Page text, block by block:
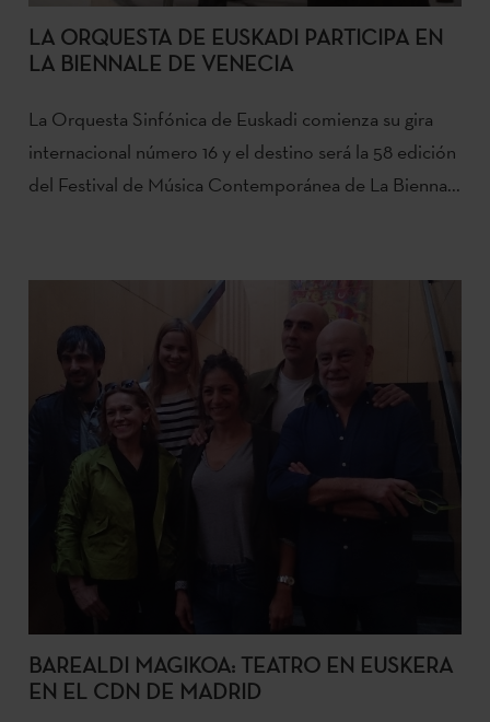
LA ORQUESTA DE EUSKADI PARTICIPA EN
LA BIENNALE DE VENECIA
La Orquesta Sinfónica de Euskadi comienza su gira
internacional número 16 y el destino será la 58 edición
del Festival de Música Contemporánea de La Bienna...
BAREALDI MAGIKOA: TEATRO EN EUSKERA
EN EL CDN DE MADRID